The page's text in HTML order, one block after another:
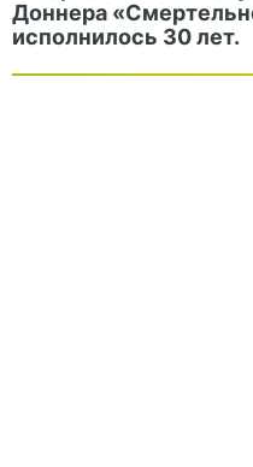
Доннера
исполнилось 30 лет.